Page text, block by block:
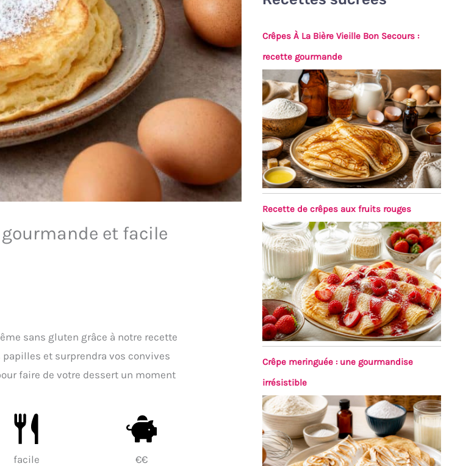
et facile
sans gluten grâce à notre recette
et surprendra vos convives
faire de votre dessert un moment
facile €€
Crêpes À La Bière Vieille Bon Secours :
recette gourmande
Recette de crêpes aux fruits rouges
Crêpe meringuée : une gourmandise
irrésistible